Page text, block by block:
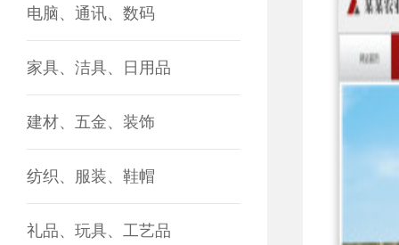
电脑、通讯、数码
家具、洁具、日用品
建材、五金、装饰
纺织、服装、鞋帽
礼品、玩具、工艺品